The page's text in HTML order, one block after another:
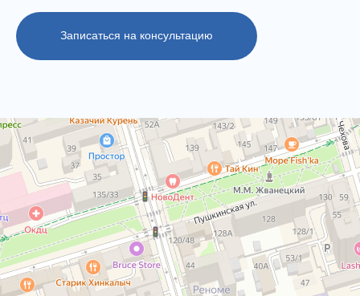
Записаться на консультацию